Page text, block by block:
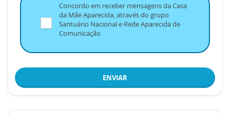
Concordo em receber mensagens da Casa
da Mãe Aparecida, através do grupo
Santuário Nacional e Rede Aparecida de
Comunicação
ENVIAR